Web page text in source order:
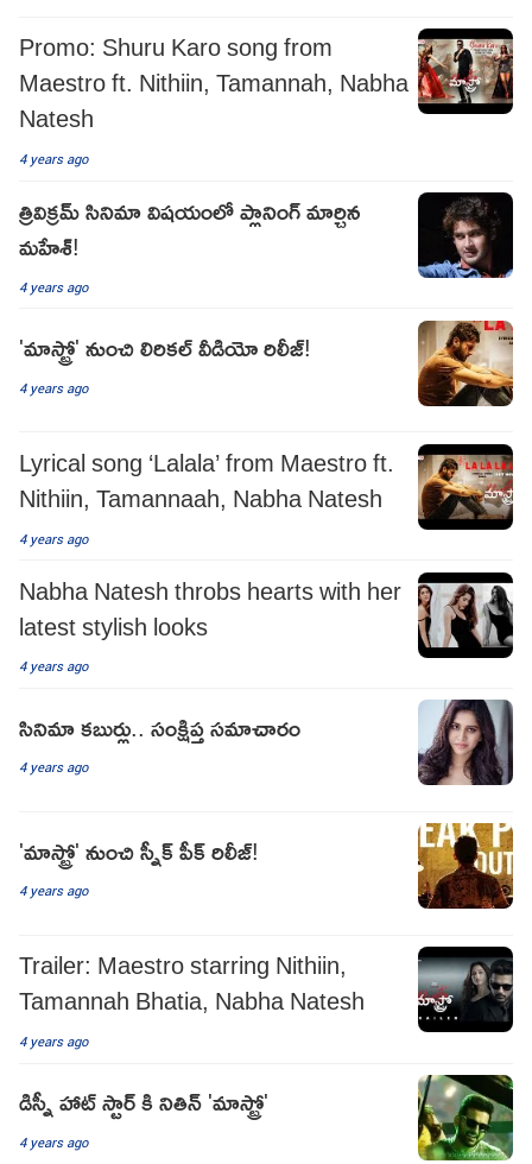
Promo: Shuru Karo song from
Maestro ft. Nithiin, Tamannah, Nabha
Natesh
4 years ago
త్రివిక్రమ్ సినిమా విషయంలో ప్లానింగ్ మార్చిన
మహేశ్!
4 years ago
'మాస్ట్రో' నుంచి లిరికల్ వీడియో రిలీజ్!
4 years ago
Lyrical song ‘Lalala’ from Maestro ft.
Nithiin, Tamannaah, Nabha Natesh
4 years ago
Nabha Natesh throbs hearts with her
latest stylish looks
4 years ago
సినిమా కబుర్లు.. సంక్షిప్త సమాచారం
4 years ago
'మాస్ట్రో' నుంచి స్నీక్ పీక్ రిలీజ్!
4 years ago
Trailer: Maestro starring Nithiin,
Tamannah Bhatia, Nabha Natesh
4 years ago
డిస్నీ హాట్ స్టార్ కి నితిన్ 'మాస్ట్రో'
4 years ago